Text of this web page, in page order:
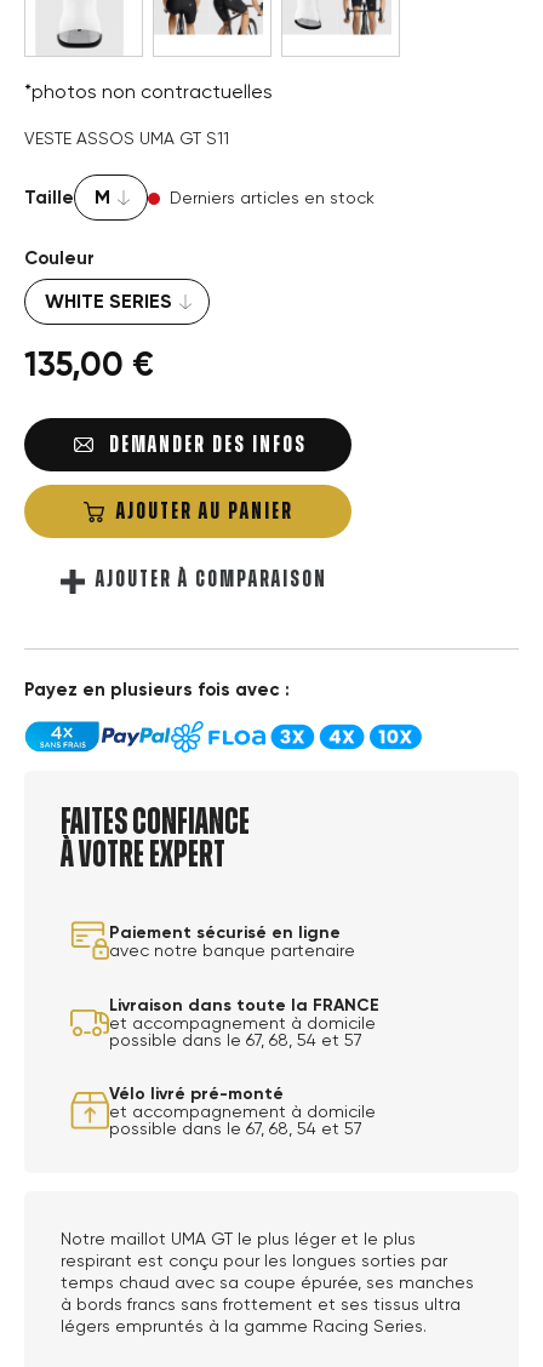
*photos non contractuelles
VESTE ASSOS UMA GT S11
Taille Derniers articles en stock
Couleur
135,00 €
DEMANDER DES INFOS
AJOUTER AU PANIER
AJOUTER À COMPARAISON
Payez en plusieurs fois avec :
Faites confiance
à votre expert
Paiement sécurisé en ligne
avec notre banque partenaire
Livraison dans toute la FRANCE
et accompagnement à domicile
possible dans le 67, 68, 54 et 57
Vélo livré pré-monté
et accompagnement à domicile
possible dans le 67, 68, 54 et 57
Notre maillot UMA GT le plus léger et le plus
respirant est conçu pour les longues sorties par
temps chaud avec sa coupe épurée, ses manches
à bords francs sans frottement et ses tissus ultra
légers empruntés à la gamme Racing Series.